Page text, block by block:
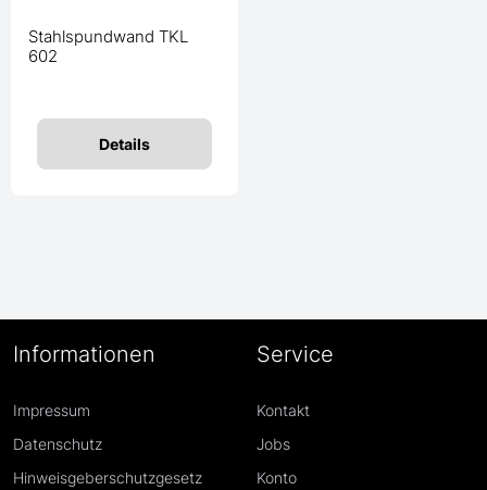
Stahlspundwand TKL
602
Details
Informationen
Impressum
Datenschutz
Hinweisgeberschutzgesetz
Service
Kontakt
Jobs
Konto